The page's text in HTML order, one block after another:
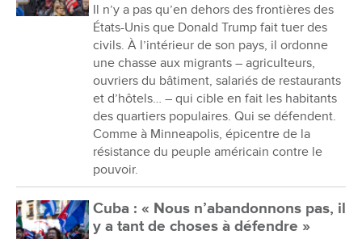
Il n’y a pas qu’en dehors des frontières des
États-Unis que Donald Trump fait tuer des
civils. À l’intérieur de son pays, il ordonne
une chasse aux migrants – agriculteurs,
ouvriers du bâtiment, salariés de restaurants
et d’hôtels… – qui cible en fait les habitants
des quartiers populaires. Qui se défendent.
Comme à Minneapolis, épicentre de la
résistance du peuple américain contre le
pouvoir.
Cuba : « Nous n’abandonnons pas, il
y a tant de choses à défendre »